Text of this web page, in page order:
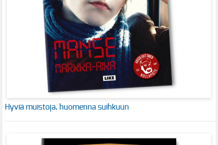
Hyviä muistoja, huomenna suihkuun